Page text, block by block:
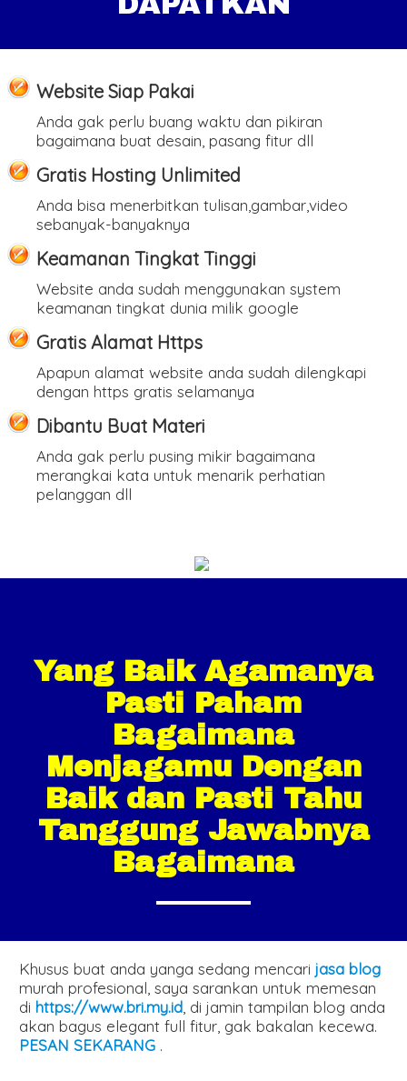
Website Siap Pakai
Anda gak perlu buang waktu dan pikiran
bagaimana buat desain, pasang fitur dll
Gratis Hosting Unlimited
Anda bisa menerbitkan tulisan,gambar,video
sebanyak-banyaknya
Keamanan Tingkat Tinggi
Website anda sudah menggunakan system
keamanan tingkat dunia milik google
Gratis Alamat Https
Apapun alamat website anda sudah dilengkapi
dengan https gratis selamanya
Dibantu Buat Materi
Anda gak perlu pusing mikir bagaimana
merangkai kata untuk menarik perhatian
pelanggan dll
Yang Baik Agamanya
Pasti Paham
Bagaimana
Menjagamu Dengan
Baik dan Pasti Tahu
Tanggung Jawabnya
Bagaimana
Khusus buat anda yanga sedang mencarijasa blog
murah profesional, saya sarankan untuk memesan
dihttps://www.bri.my.id , di jamin tampilan blog anda
akan bagus elegant full fitur, gak bakalan kecewa.
PESAN SEKARANG .